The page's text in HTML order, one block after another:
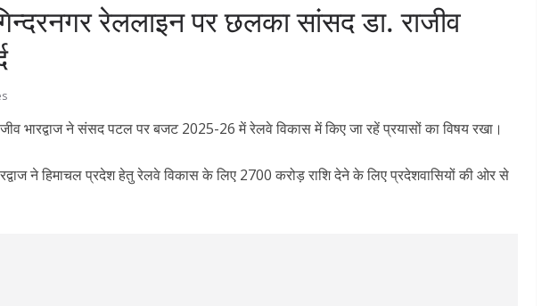
रेललाइन पर छलका सांसद डा. राजीव
भारद्वाज ने संसद पटल पर बजट 2025-26 में रेलवे विकास में किए जा रहें प्रयासों का विषय रखा।
ने हिमाचल प्रदेश हेतु रेलवे विकास के लिए 2700 करोड़ राशि देने के लिए प्रदेशवासियों की ओर से